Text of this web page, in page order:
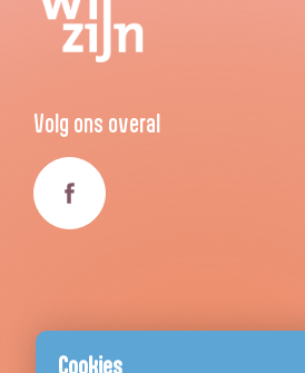
Cookies
Volg ons overal